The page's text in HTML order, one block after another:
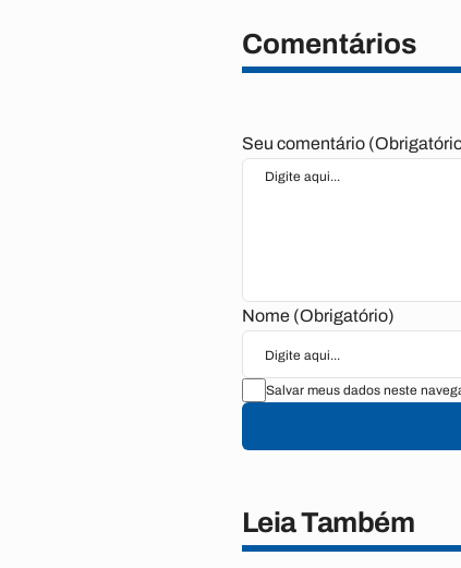
Comentários
Seu comentário
Nome (Obrigatório)
Salvar meus dados neste
Leia Também